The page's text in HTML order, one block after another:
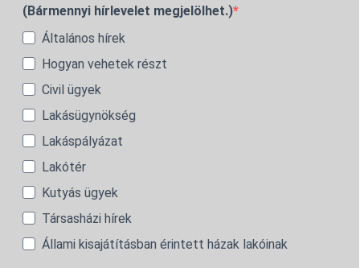
(Bármennyi hírlevelet megjelölhet.)
Általános hírek
Hogyan vehetek részt
Civil ügyek
Lakásügynökség
Lakáspályázat
Lakótér
Kutyás ügyek
Társasházi hírek
Állami kisajátításban érintett házak lakóinak